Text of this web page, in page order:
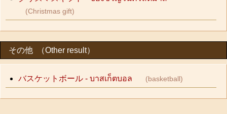
(Christmas gift)
その他 （Other result）
バスケットボール - บาสเก็ตบอล (basketball)